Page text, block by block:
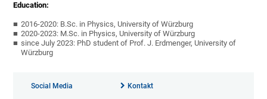
Education:
2016-2020: B.Sc. in Physics, University of Würzburg
2020-2023: M.Sc. in Physics, University of Würzburg
since July 2023: PhD student of Prof. J. Erdmenger, University of
Würzburg
Social Media Kontakt